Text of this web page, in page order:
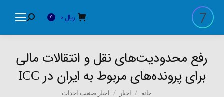
ریال 0
Search:
رفع محدودیت‌های نقل و انتقالات مالی
برای پرونده‌های مربوط به ایران در ICC
خانه اخبار اخبار صنعت احداث